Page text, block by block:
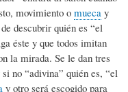
movimiento o mueca y
descubrir quién es “el
éste y que todos imitan
la mirada. Se le dan tres
no “adivina” quién es, “el
y otro será escogido para